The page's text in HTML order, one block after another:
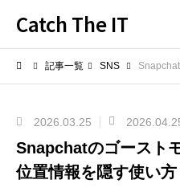
Catch The IT
記事一覧 SNS Snapchatの
2026.03.25
Snapchatのゴースト
位置情報を隠す使い方